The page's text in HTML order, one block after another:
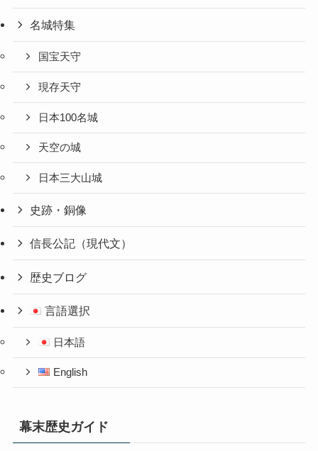
名城特集
国宝天守
現存天守
日本100名城
天空の城
日本三大山城
史跡・銅像
信長公記（現代文）
歴史ブログ
言語選択
日本語
English
幕末歴史ガイド